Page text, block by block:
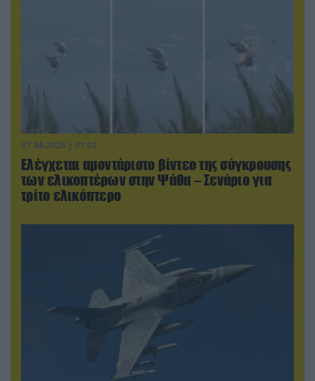
07.08.2026 | 01:02
Ελέγχεται αμοντάριστο βίντεο της σύγκρουσης
των ελικοπτέρων στην Ψάθα – Σενάριο για
τρίτο ελικόπτερο